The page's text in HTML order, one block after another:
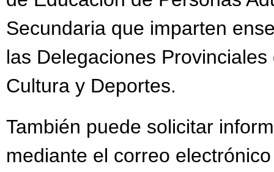
Secundaria que imparten
las Delegaciones
Cultura y Deportes.
También puede solicitar
mediante el correo